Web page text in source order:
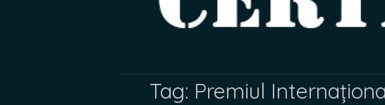
Tag: Premiul